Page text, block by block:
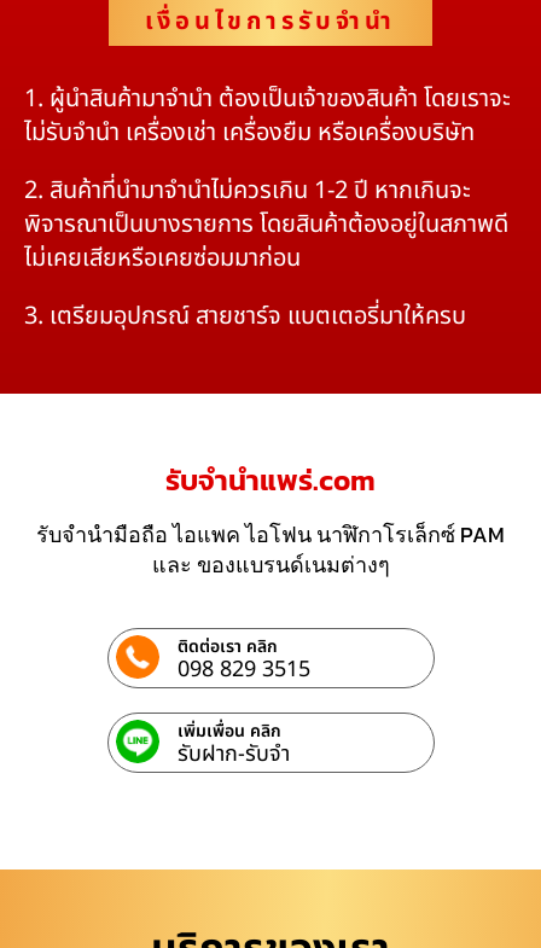
เงื่อนไขการรับจำนำ
1. ผู้นำสินค้ามาจำนำ ต้องเป็นเจ้าของสินค้า โดยเราจะ
ไม่รับจำนำ เครื่องเช่า เครื่องยืม หรือเครื่องบริษัท
2. สินค้าที่นำมาจำนำไม่ควรเกิน 1-2 ปี หากเกินจะ
พิจารณาเป็นบางรายการ โดยสินค้าต้องอยู่ในสภาพดี
ไม่เคยเสียหรือเคยซ่อมมาก่อน
3. เตรียมอุปกรณ์ สายชาร์จ แบตเตอรี่มาให้ครบ
รับจํานําแพร่.com
รับจำนำมือถือ ไอแพค ไอโฟน นาฬิกาโรเล็กซ์ PAM
และ ของแบรนด์เนมต่างๆ
ติดต่อเรา คลิก
098 829 3515
เพิ่มเพื่อน คลิก
รับฝาก-รับจํา